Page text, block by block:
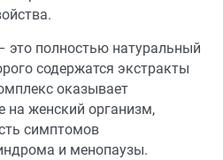
это полностью натуральный
содержатся экстракты
оказывает
на женский организм,
симптомов
и менопаузы.